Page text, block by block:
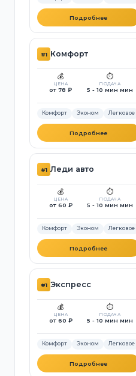
Подробнее
#1 Комфорт
💰
ЦЕНА
от 78 ₽
⏱️
ПОДАЧА
5 - 10 мин мин
Комфорт Эконом Легковое
Подробнее
#1 Леди авто
💰
ЦЕНА
от 60 ₽
⏱️
ПОДАЧА
5 - 10 мин мин
Комфорт Эконом Легковое
Подробнее
#1 Экспресс
💰
ЦЕНА
от 60 ₽
⏱️
ПОДАЧА
5 - 10 мин мин
Комфорт Эконом Легковое
Подробнее